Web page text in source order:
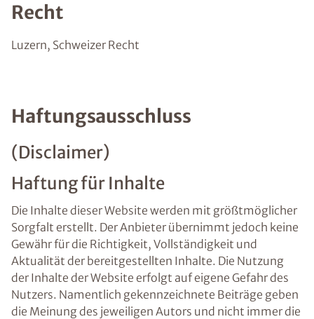
Recht
Luzern, Schweizer Recht
Haftungsausschluss
(Disclaimer)
Haftung für Inhalte
Die Inhalte dieser Website werden mit größtmöglicher
Sorgfalt erstellt. Der Anbieter übernimmt jedoch keine
Gewähr für die Richtigkeit, Vollständigkeit und
Aktualität der bereitgestellten Inhalte. Die Nutzung
der Inhalte der Website erfolgt auf eigene Gefahr des
Nutzers. Namentlich gekennzeichnete Beiträge geben
die Meinung des jeweiligen Autors und nicht immer die